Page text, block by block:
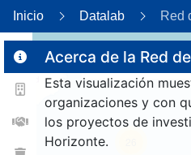
Inicio Datalab Red
Acerca de la Red
Esta visualización
organizaciones y con
los proyectos de
Horizonte.